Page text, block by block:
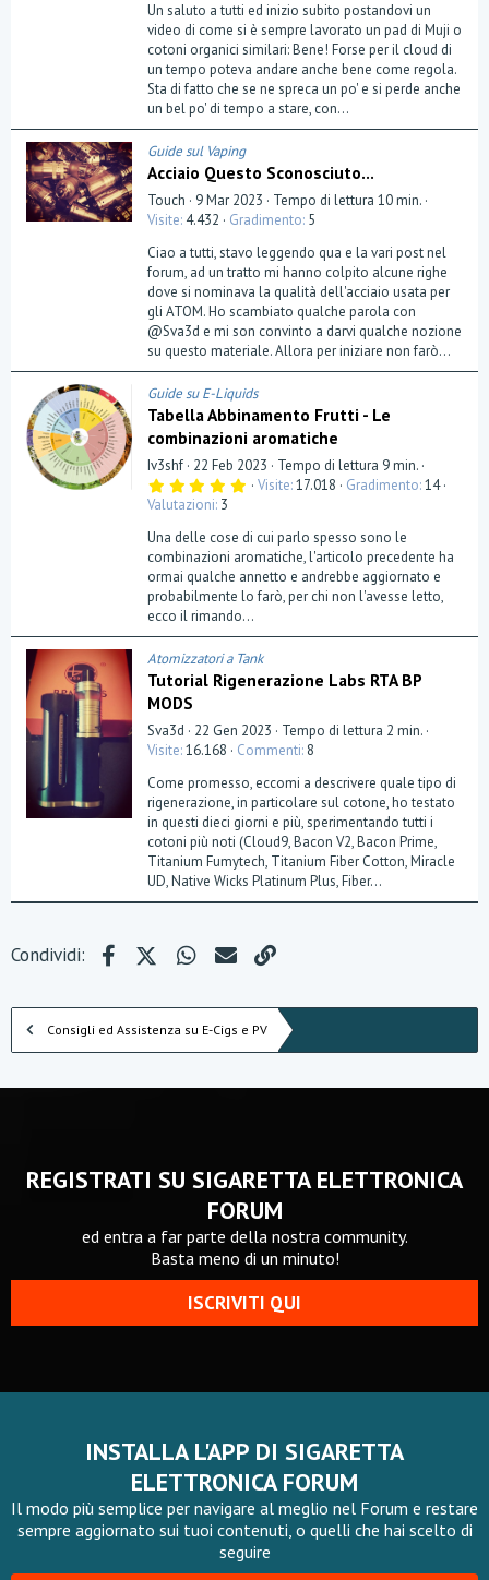
s
e
l
l
a
(
e
)
Un saluto a tutti ed inizio subito postandovi un
video di come si è sempre lavorato un pad di Muji o
cotoni organici similari: Bene! Forse per il cloud di
un tempo poteva andare anche bene come regola.
Sta di fatto che se ne spreca un po' e si perde anche
un bel po' di tempo a stare, con...
Guide sul Vaping
Acciaio Questo Sconosciuto...
Touch 9 Mar 2023
Tempo di lettura 10 min.
Visite 4.432 Gradimento 5
Ciao a tutti, stavo leggendo qua e la vari post nel
forum, ad un tratto mi hanno colpito alcune righe
dove si nominava la qualità dell'acciaio usata per
gli ATOM. Ho scambiato qualche parola con
@Sva3d e mi son convinto a darvi qualche nozione
su questo materiale. Allora per iniziare non farò...
Guide su E-Liquids
Tabella Abbinamento Frutti - Le
combinazioni aromatiche
Iv3shf 22 Feb 2023
Tempo di lettura 9 min.
5
0
s
t
e
l
l
(
e
)
Visite 17.018 Gradimento 14
Valutazioni 3
Una delle cose di cui parlo spesso sono le
combinazioni aromatiche, l'articolo precedente ha
ormai qualche annetto e andrebbe aggiornato e
probabilmente lo farò, per chi non l'avesse letto,
ecco il rimando...
Atomizzatori a Tank
Tutorial Rigenerazione Labs RTA BP
MODS
Sva3d 22 Gen 2023
Tempo di lettura 2 min.
Visite 16.168 Commenti 8
Come promesso, eccomi a descrivere quale tipo di
rigenerazione, in particolare sul cotone, ho testato
in questi dieci giorni e più, sperimentando tutti i
cotoni più noti (Cloud9, Bacon V2, Bacon Prime,
Titanium Fumytech, Titanium Fiber Cotton, Miracle
UD, Native Wicks Platinum Plus, Fiber...
Condividi: FacebookX (Twitter)WhatsApp
e-mail
Consigli ed Assistenza su E-Cigs e PV
REGISTRATI SU SIGARETTA ELETTRONICA
FORUM
ed entra a far parte della nostra community.
Basta meno di un minuto!
ISCRIVITI QUI
INSTALLA L'APP DI SIGARETTA
ELETTRONICA FORUM
Il modo più semplice per navigare al meglio nel Forum e restare
sempre aggiornato sui tuoi contenuti, o quelli che hai scelto di
seguire